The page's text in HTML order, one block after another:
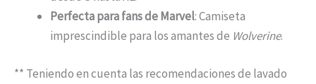
Perfecta para fans de Marvel: Camiseta
imprescindible para los amantes de Wolverine.
** Teniendo en cuenta las recomendaciones de lavado